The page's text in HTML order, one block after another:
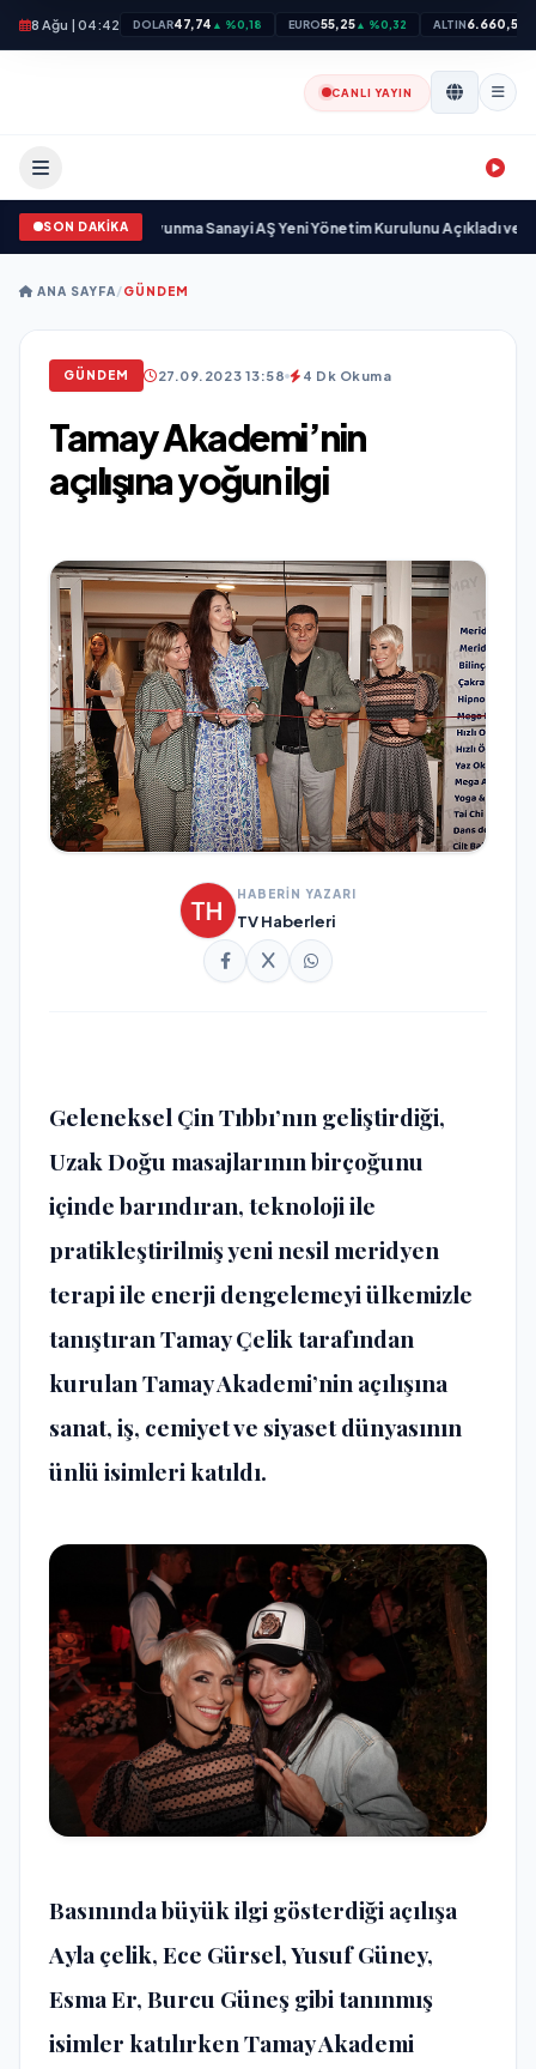
8 Ağu | 04:42 DOLAR47,74 ▲ %0,18 EURO55,25▲ %0,32 ALTIN6.660,55
CANLI YAYIN
SON DAKİKA
Açıkgöz Savunma Sanayi AŞ Yeni Yönetim Kurulunu Açıkladı ve
ANA SAYFA/GÜNDEM
GÜNDEM 27.09.2023 13:58 4 Dk Okuma
Tamay Akademi’nin
açılışına yoğun ilgi
HABERİN YAZARI
TV Haberleri
Geleneksel Çin Tıbbı’nın geliştirdiği,
Uzak Doğu masajlarının birçoğunu
içinde barındıran, teknoloji ile
pratikleştirilmiş yeni nesil meridyen
terapi ile enerji dengelemeyi ülkemizle
tanıştıran Tamay Çelik tarafından
kurulan Tamay Akademi’nin açılışına
sanat, iş, cemiyet ve siyaset dünyasının
ünlü isimleri katıldı.
Basınında büyük ilgi gösterdiği açılışa
Ayla çelik, Ece Gürsel, Yusuf Güney,
Esma Er, Burcu Güneş gibi tanınmış
isimler katılırken Tamay Akademi